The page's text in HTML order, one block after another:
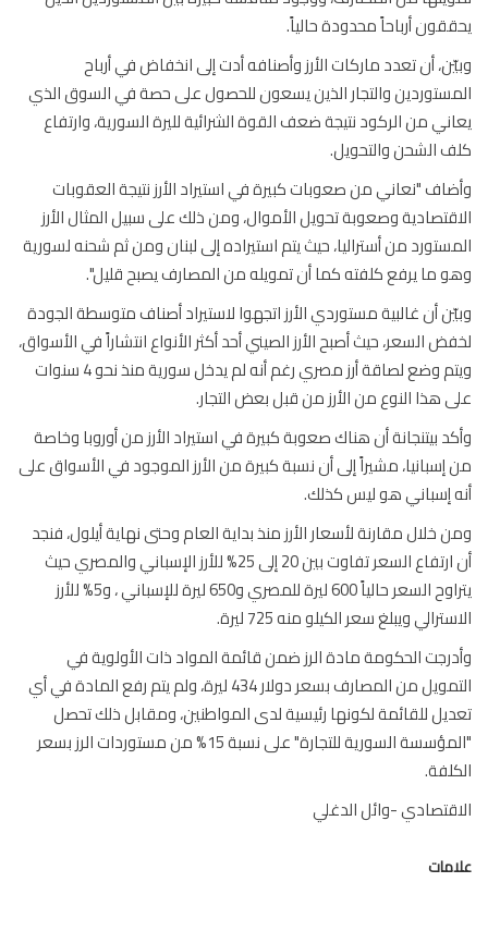
أرباحاً محدودة حالياً.
أن تعدد ماركات الأرز وأصنافه أدت إلى انخفاض في أرباح
والتجار الذين يسعون للحصول على حصة في السوق الذي
من الركود نتيجة ضعف القوة الشرائية لليرة السورية، وارتفاع
الشحن والتحويل.
"نعاني من صعوبات كبيرة في استيراد الأرز نتيجة العقوبات
وصعوبة تحويل الأموال، ومن ذلك على سبيل المثال الأرز
من أستراليا، حيث يتم استيراده إلى لبنان ومن ثم شحنه لسورية
ما يرفع كلفته كما أن تمويله من المصارف يصبح قليل".
أن غالبية مستوردي الأرز اتجهوا لاستيراد أصناف متوسطة الجودة
السعر، حيث أصبح الأرز الصيني أحد أكثر الأنواع انتشاراً في الأسواق،
ويتم وضع لصاقة أرز مصري رغم أنه لم يدخل سورية منذ نحو 4 سنوات
هذا النوع من الأرز من قبل بعض التجار.
بيتنجانة أن هناك صعوبة كبيرة في استيراد الأرز من أوروبا وخاصة
مشيراً إلى أن نسبة كبيرة من الأرز الموجود في الأسواق على
إسباني هو ليس كذلك.
خلال مقارنة لأسعار الأرز منذ بداية العام وحتى نهاية أيلول، فنجد
أن ارتفاع السعر تفاوت بين 20 إلى 25% للأرز الإسباني والمصري حيث
يتراوح السعر حالياً 600 ليرة للمصري و650 ليرة للإسباني ، و5% للأرز
ويبلغ سعر الكيلو منه 725 ليرة.
الحكومة مادة الرز ضمن قائمة المواد ذات الأولوية في
التمويل من المصارف بسعر دولار 434 ليرة، ولم يتم رفع المادة في أي
للقائمة لكونها رئيسية لدى المواطنين، ومقابل ذلك تحصل
"المؤسسة السورية للتجارة" على نسبة 15% من مستوردات الرز بسعر
-وائل الدغلي